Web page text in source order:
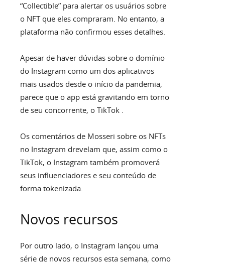
“Collectible” para alertar os usuários sobre
o NFT que eles compraram. No entanto, a
plataforma não confirmou esses detalhes.
Apesar de haver dúvidas sobre o domínio
do Instagram como um dos aplicativos
mais usados ​​desde o início da pandemia,
parece que o app está gravitando em torno
de seu concorrente, o TikTok .
Os comentários de Mosseri sobre os NFTs
no Instagram drevelam que, assim como o
TikTok, o Instagram também promoverá
seus influenciadores e seu conteúdo de
forma tokenizada.
Novos recursos
Por outro lado, o Instagram lançou uma
série de novos recursos esta semana, como